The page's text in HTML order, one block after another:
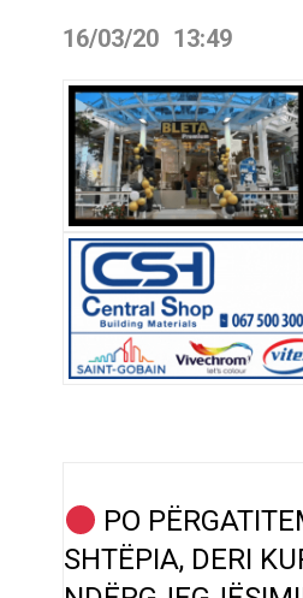
16/03/20 13:49
PO
SHTËPIA, DERI